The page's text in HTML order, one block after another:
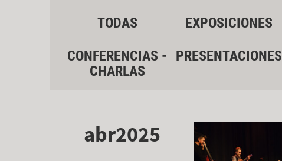
TODAS EXPOSICIONES
CONFERENCIAS -
CHARLAS
PRESENTACIONES
abr2025